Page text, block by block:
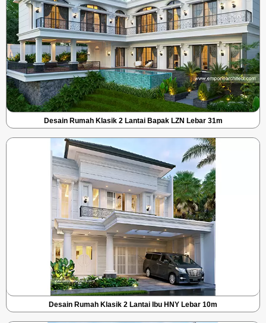
Desain Rumah Klasik 2 Lantai Bapak LZN Lebar 31m
Desain Rumah Klasik 2 Lantai Ibu HNY Lebar 10m